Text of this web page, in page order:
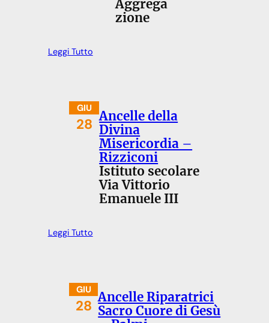
Aggrega
zione
Leggi Tutto
GIU
28 Ancelle della
Divina
Misericordia –
Rizziconi
Istituto secolare
Via Vittorio
Emanuele III
Leggi Tutto
GIU
28 Ancelle Riparatrici
Sacro Cuore di Gesù